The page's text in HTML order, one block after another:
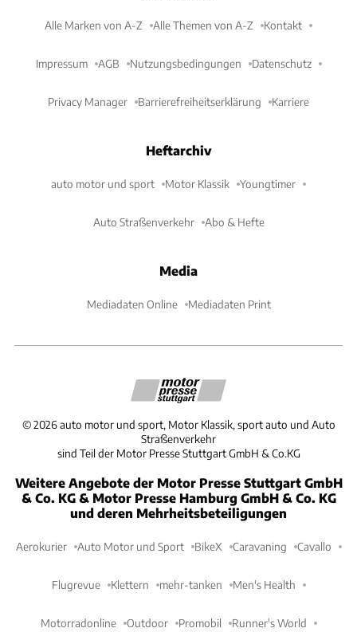
Alle Marken von A-Z Alle Themen von A-Z Kontakt
Impressum AGB Nutzungsbedingungen Datenschutz
Privacy Manager Barrierefreiheitserklärung Karriere
Heftarchiv
auto motor und sport Motor Klassik Youngtimer
Auto Straßenverkehr Abo & Hefte
Media
Mediadaten Online Mediadaten Print
©2026 auto motor und sport, Motor Klassik, sport auto und Auto
Straßenverkehr
sind Teil der Motor Presse Stuttgart GmbH & Co.KG
Weitere Angebote der Motor Presse Stuttgart GmbH
& Co. KG & Motor Presse Hamburg GmbH & Co. KG
und deren Mehrheitsbeteiligungen
Aerokurier Auto Motor und Sport BikeX Caravaning Cavallo
Flugrevue Klettern mehr-tanken Men's Health
Motorradonline Outdoor Promobil Runner's World